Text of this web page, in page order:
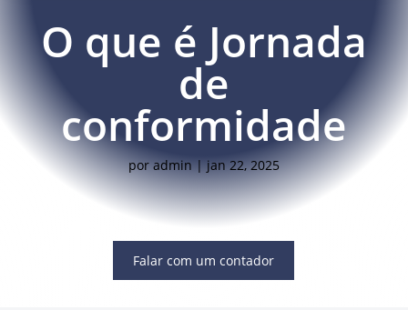
O que é Jornada
de
conformidade
poradmin|jan 22, 2025
Falar com um contador